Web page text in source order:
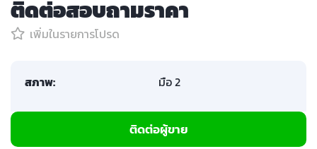
ติดต่อสอบถามราคา
เพิ่มในรายการโปรด
สภาพ: มือ 2
ติดต่อผู้ขาย